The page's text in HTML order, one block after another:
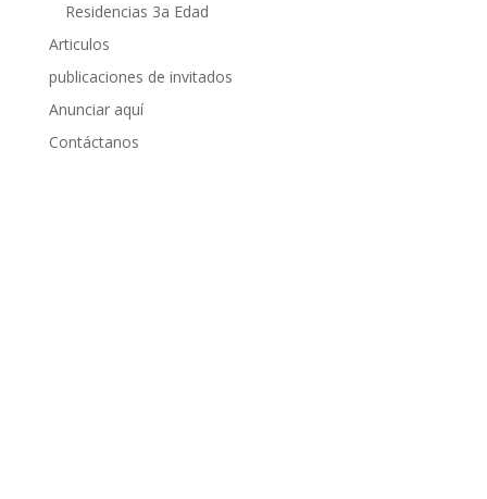
Residencias 3a Edad
Articulos
publicaciones de invitados
Anunciar aquí
Contáctanos